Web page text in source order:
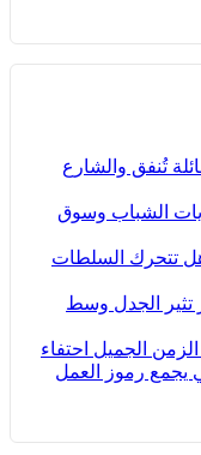
تُنفق والشارع
الشباب وسوق
تتحرك السلطات
تثير الجدل وسط
الجميل احتفاء
يجمع رموز العمل